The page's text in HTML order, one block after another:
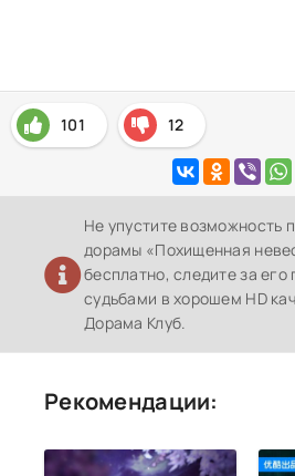
101 12
Не упустите возможность
дорамы «Похищенная
бесплатно, следите за
судьбами в хорошем HD
Дорама Клуб.
Рекомендации: